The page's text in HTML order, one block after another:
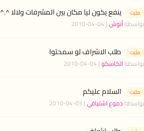
مثبت ينفع يكون ليا مكان بين المشرفات ولالا ^.^
بواسطةأنوش| 04-04-2010
مثبت طلب الاشراف لو سمحتوا
بواسطةالكاسكو| 04-04-2010
مثبت السلام عليكم
بواسطةدموع اشتياقي| 03-04-2010